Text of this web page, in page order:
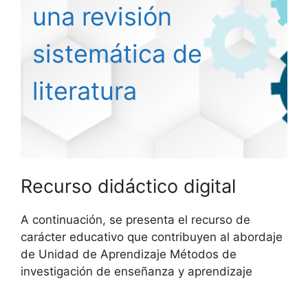
una revisión
sistemática de
literatura
Recurso didáctico digital
A continuación, se presenta el recurso de
carácter educativo que contribuyen al abordaje
de Unidad de Aprendizaje Métodos de
investigación de enseñanza y aprendizaje